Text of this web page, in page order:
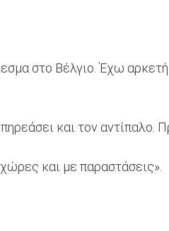
στο Βέλγιο. Έχω
και τον αντίπαλο.
και με παραστάσεις».